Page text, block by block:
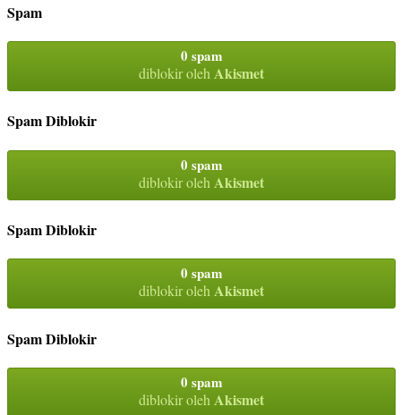
Spam
0 spam
diblokir olehAkismet
Spam Diblokir
0 spam
diblokir oleh Akismet
Spam Diblokir
0 spam
diblokir olehAkismet
Spam Diblokir
0 spam
diblokir oleh Akismet